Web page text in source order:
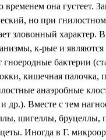
временем она густеет.
но при
зловонный характер.
к-рые и
бактерии
кишечная палочка,
анаэробные
др.). Вместе с тем
шигеллы, бруцеллы,
Иногда в Г.